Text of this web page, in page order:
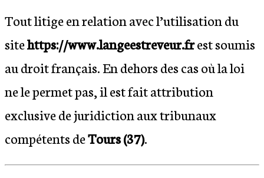
Tout litige en relation avec l’utilisation du
sitehttps://www.langeestreveur.frest soumis
au droit français. En dehors des cas où la loi
ne le permet pas, il est fait attribution
exclusive de juridiction aux tribunaux
compétents deTours (37).